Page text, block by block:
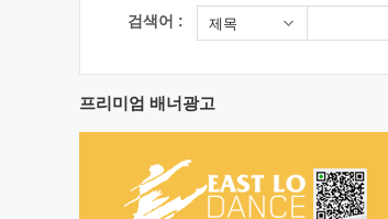
검색어 : 제목
프리미엄 배너광고